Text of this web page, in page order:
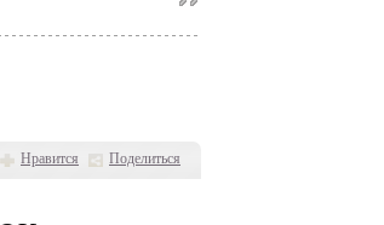
Нравится Поделиться